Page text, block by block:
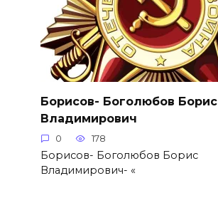
Борисов- Боголюбов Борис
Владимирович
0 178
Борисов- Боголюбов Борис
Владимирович- «